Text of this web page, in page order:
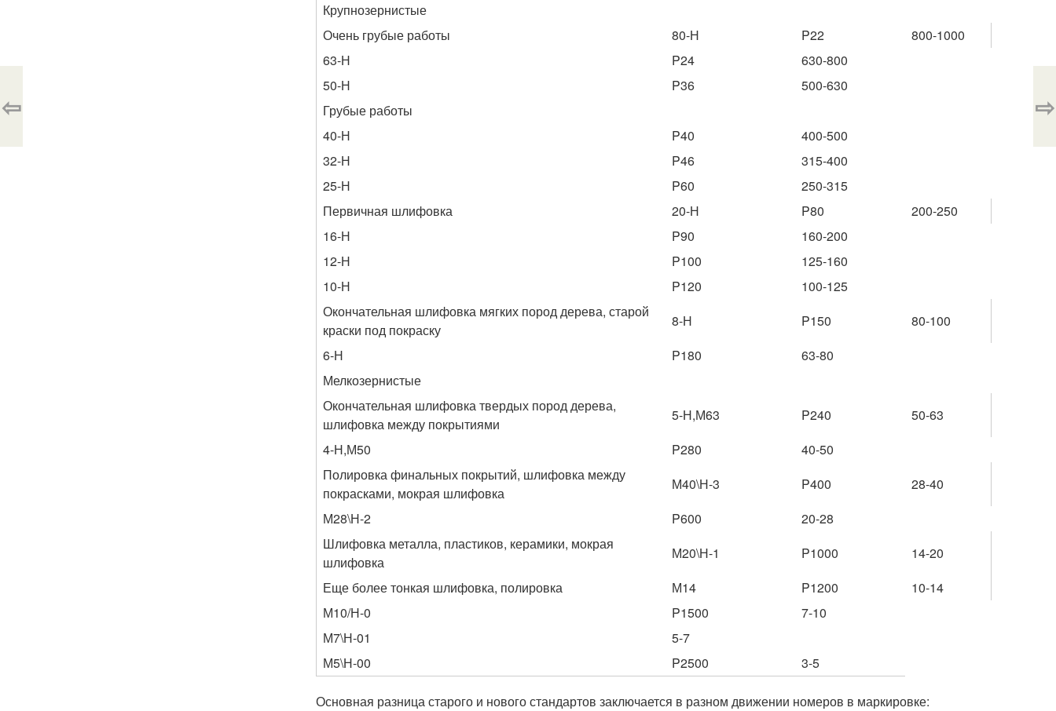
Крупнозернистые
Очень грубые работы
80-Н P22
800-1000
63-Н
P24
630-800
50-Н
P36
500-630
Грубые работы
40-Н
P40
400-500
32-Н
P46
315-400
25-Н
P60
250-315
Первичная шлифовка
20-Н P80
200-250
16-Н
P90
160-200
12-Н
P100
125-160
10-Н
P120
100-125
Окончательная шлифовка мягких пород дерева, старой
краски под покраску
8-Н P150
80-100
6-Н
P180
63-80
Мелкозернистые
Окончательная шлифовка твердых пород дерева,
шлифовка между покрытиями
5-Н,М63 P240
50-63
4-Н,М50
P280
40-50
Полировка финальных покрытий, шлифовка между
покрасками, мокрая шлифовка
М40\Н-3 P400
28-40
М28\Н-2
P600
20-28
Шлифовка металла, пластиков, керамики, мокрая
шлифовка
М20\Н-1 P1000
14-20
Еще более тонкая шлифовка, полировка
М14 P1200
10-14
М10/Н-0
P1500
7-10
М7\Н-01
5-7
М5\Н-00
P2500 3-5
Основная разница старого и нового стандартов заключается в разном движении номеров в маркировке:
⇦ ⇨